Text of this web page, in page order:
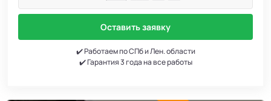
Оставить заявку
✔️ Работаем по СПб и Лен. области
✔️ Гарантия 3 года на все работы